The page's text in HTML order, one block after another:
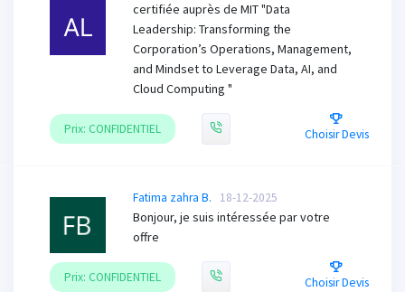
certifiée auprès de MIT "Data
Leadership: Transforming the
Corporation’s Operations, Management,
and Mindset to Leverage Data, AI, and
Cloud Computing "
Prix: CONFIDENTIEL Choisir Devis
Fatima zahra B. 18-12-2025
Bonjour, je suis intéressée par votre
offre
Prix: CONFIDENTIEL Choisir Devis